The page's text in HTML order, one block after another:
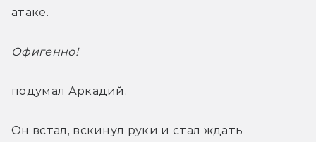
атаке.
Офигенно!
подумал Аркадий.
Он встал, вскинул руки и стал ждать